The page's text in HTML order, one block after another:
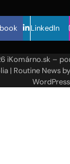
LinkedIn
iKomárno.sk –
| Routine News by
WordPress